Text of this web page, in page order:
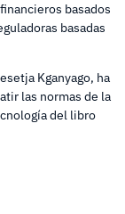
basados
basadas
Kganyago, ha
las normas de la
del libro